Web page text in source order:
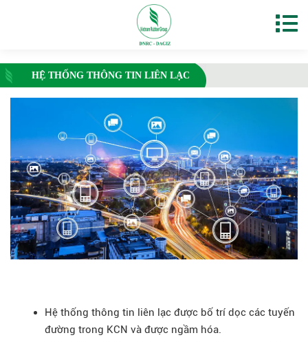
HỆ THỐNG THÔNG TIN LIÊN LẠC
Hệ thống thông tin liên lạc được bố trí dọc các tuyến
đường trong KCN và được ngầm hóa.